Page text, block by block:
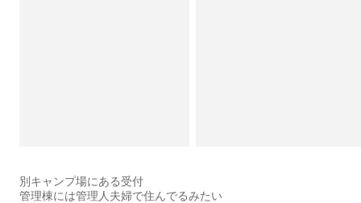
別キャンプ場にある受付
管理棟には管理人夫婦で住んでるみたい